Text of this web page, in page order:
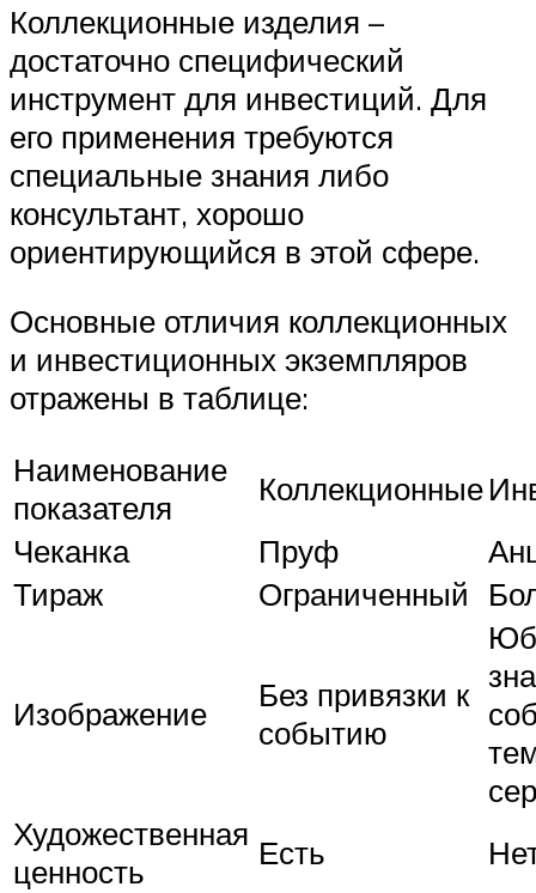
Коллекционные изделия –
достаточно специфический
инструмент для инвестиций. Для
его применения требуются
специальные знания либо
консультант, хорошо
ориентирующийся в этой сфере.
Основные отличия коллекционных
и инвестиционных экземпляров
отражены в таблице:
Наименование
показателя
Коллекционные
Чеканка
Пруф
Тираж
Ограниченный
Изображение
Без привязки к
событию
Художественная
ценность
Есть